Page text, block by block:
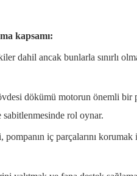
kapsamı:
dahil ancak bunlarla sınırlı
dökümü motorun önemli bir
rol oynar.
iç parçalarını